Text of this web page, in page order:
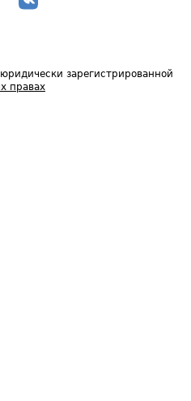
зарегистрированной
правах